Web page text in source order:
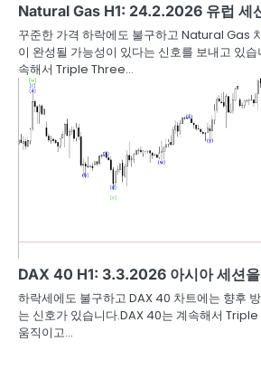
Natural Gas H1: 24.2.2026 유럽 세
꾸준한 가격 하락에도 불구하고 Natural Gas
이 완성될 가능성이 있다는 신호를 보내고 있
속해서 Triple Three…
DAX 40 H1: 3.3.2026 아시아 세션을
하락세에도 불구하고 DAX 40 차트에는 향후
는 신호가 있습니다.DAX 40는 계속해서
움직이고…